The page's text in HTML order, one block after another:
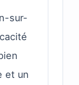
sur-
et un